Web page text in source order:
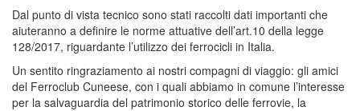
Dal punto di vista tecnico sono stati raccolti dati importanti che
aiuteranno a definire le norme attuative dell’art.10 della legge
128/2017, riguardante l’utilizzo dei ferrocicli in Italia.
Un sentito ringraziamento ai nostri compagni di viaggio: gli amici
del Ferroclub Cuneese, con i quali abbiamo in comune l’interesse
per la salvaguardia del patrimonio storico delle ferrovie, la